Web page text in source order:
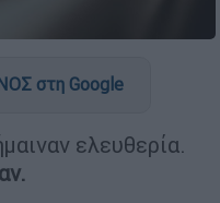
στη Google
ελευθερία.